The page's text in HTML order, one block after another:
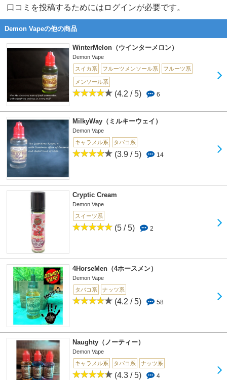
口コミを投稿するためにはログインが必要です。
Demon Vapeの他の商品
WinterMelon（ウインターメロン）
Demon Vape
スイカ系
フルーツメンソール系 フルーツ系
メンソール系
(4.2 / 5) 6
MilkyWay（ミルキーウェイ）
Demon Vape
キャラメル系
タバコ系
(3.9 / 5) 14
Cryptic Cream
Demon Vape
スイーツ系
(5 / 5) 2
4HorseMen（4ホースメン）
Demon Vape
タバコ系
ナッツ系
(4.2 / 5) 58
Naughty（ノーティー）
Demon Vape
キャラメル系
タバコ系 ナッツ系
(4.3 / 5) 4